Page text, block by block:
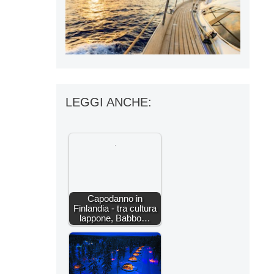
LEGGI ANCHE:
Capodanno in
Finlandia - tra cultura
lappone, Babbo…